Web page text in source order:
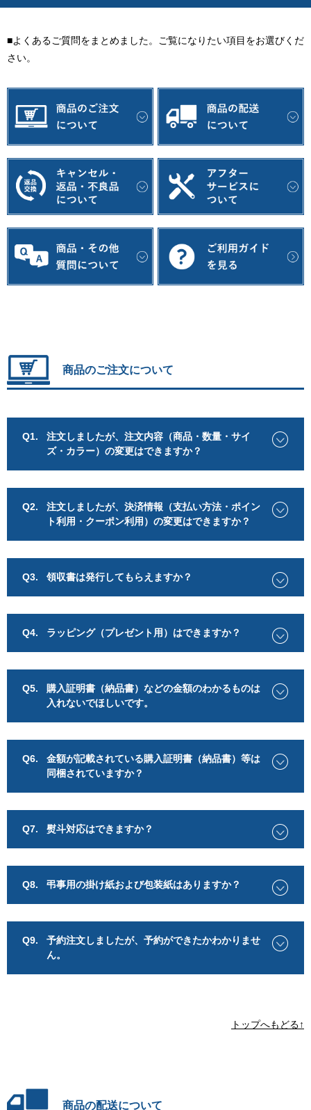
■よくあるご質問をまとめました。ご覧になりたい項目をお選びくだ
さい。
商品のご注文について
Q1.
注文しましたが、注文内容（商品・数量・サイ
ズ・カラー）の変更はできますか？
Q2.
注文しましたが、決済情報（支払い方法・ポイン
ト利用・クーポン利用）の変更はできますか？
Q3. 領収書は発行してもらえますか？
Q4. ラッピング（プレゼント用）はできますか？
Q5.
購入証明書（納品書）などの金額のわかるものは
入れないでほしいです。
Q6.
金額が記載されている購入証明書（納品書）等は
同梱されていますか？
Q7. 熨斗対応はできますか？
Q8. 弔事用の掛け紙および包装紙はありますか？
Q9.
予約注文しましたが、予約ができたかわかりませ
ん。
トップへもどる↑
商品の配送について